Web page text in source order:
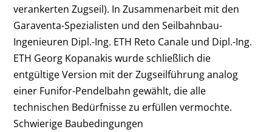
verankerten Zugseil). In Zusammenarbeit mit den
Garaventa-Spezialisten und den Seilbahnbau-
Ingenieuren Dipl.-Ing. ETH Reto Canale und Dipl.-Ing.
ETH Georg Kopanakis wurde schließlich die
entgültige Version mit der Zugseilführung analog
einer Funifor-Pendelbahn gewählt, die alle
technischen Bedürfnisse zu erfüllen vermochte.
Schwierige Baubedingungen